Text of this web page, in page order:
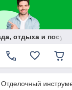
отдыха и
Отделочный